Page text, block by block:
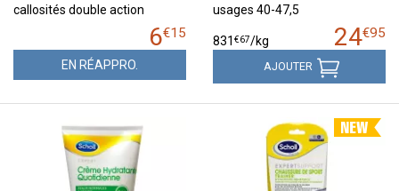
callosités double action
6€15
EN RÉAPPRO.
usages 40-47,5
24€95
831 €67/kg
AJOUTER